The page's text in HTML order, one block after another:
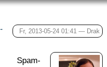
Fr, 2013-05-24 01:41 — Drak